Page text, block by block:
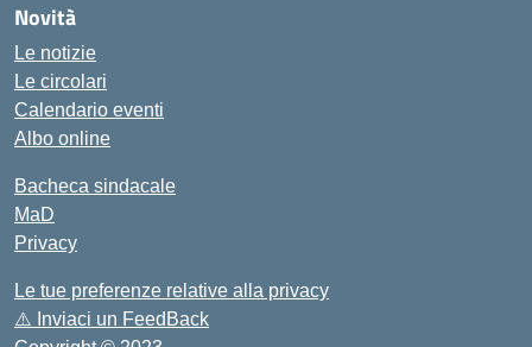
Novità
Le notizie
Le circolari
Calendario eventi
Albo online
Bacheca sindacale
MaD
Privacy
Le tue preferenze relative alla privacy
⚠️ Inviaci un FeedBack